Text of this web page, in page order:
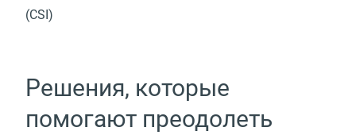
(CSI)
Решения, которые
помогают преодолеть